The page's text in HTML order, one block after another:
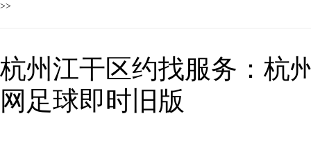
>>
杭州江干区约找服务：杭
网足球即时旧版